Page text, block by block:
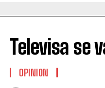
Televisa se
OPINION